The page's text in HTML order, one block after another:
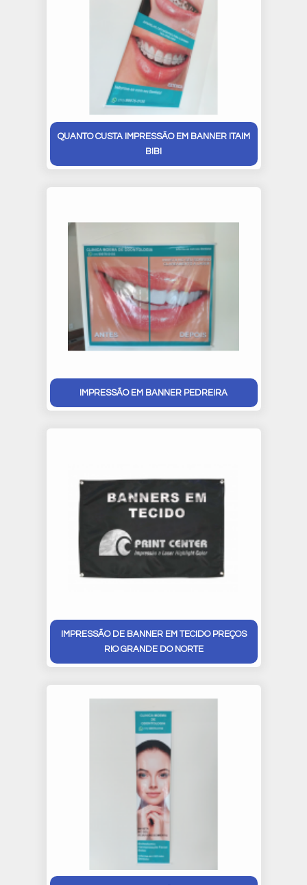
QUANTO CUSTA IMPRESSÃO EM BANNER ITAIM
BIBI
IMPRESSÃO EM BANNER PEDREIRA
IMPRESSÃO DE BANNER EM TECIDO PREÇOS
RIO GRANDE DO NORTE